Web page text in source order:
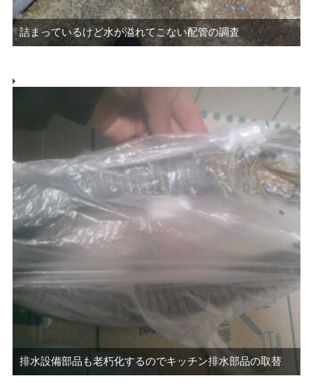
詰まっているけど水が溢れてこない配管の調査
排水設備部品も老朽化するのでキッチン排水部品の取替